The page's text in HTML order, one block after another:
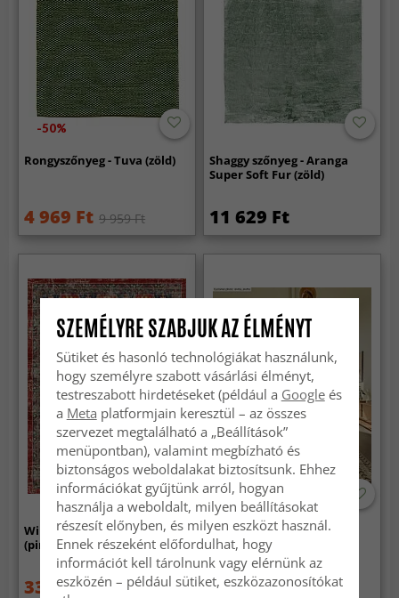
-50%
Rongyszőnyeg - Tuva (zöld)
4 969 Ft 9 959 Ft
Shaggy szőnyeg - Aranga
Super Soft Fur (zöld)
11 629 Ft
Wilton szőnyeg - Soussi
(piros/többszínű)
33 269 Ft 43 259 Ft
Shaggy szőnyeg - Ronda
(bézs)
13 289 Ft
SZEMÉLYRE SZABJUK AZ ÉLMÉNYT
Sütiket és hasonló technológiákat használunk,
hogy személyre szabott vásárlási élményt,
testreszabott hirdetéseket (például a Googleés
a Meta platformjain keresztül – az összes
szervezet megtalálható a „Beállítások”
menüpontban), valamint megbízható és
biztonságos weboldalakat biztosítsunk. Ehhez
információkat gyűjtünk arról, hogyan
használja a weboldalt, milyen beállításokat
részesít előnyben, és milyen eszközt használ.
Ennek részeként előfordulhat, hogy
információt kell tárolnunk vagy elérnünk az
eszközén – például sütiket, eszközazonosítókat